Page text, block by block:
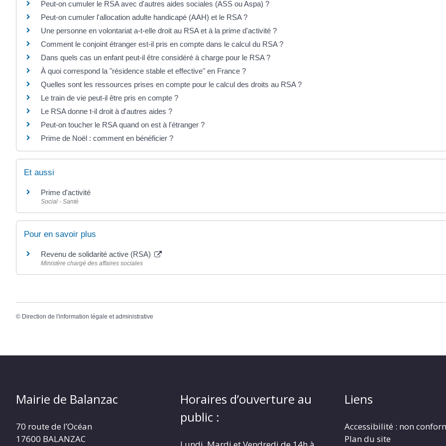
Peut-on cumuler le RSA avec d'autres aides sociales (ASS ou Aspa) ?
Peut-on cumuler l'allocation adulte handicapé (AAH) et le RSA ?
Une personne en volontariat a-t-elle droit au RSA et à la prime d'activité ?
Comment le conjoint étranger est-il pris en compte dans le calcul du RSA ?
Dans quels cas un enfant peut-il être considéré à charge pour le RSA ?
À quoi correspond la "résidence stable et effective" en France ?
Quelles sont les ressources prises en compte pour le calcul des droits au RSA ?
Le train de vie peut-il être pris en compte ?
Le RSA donne t-il droit à d'autres aides ?
Peut-on toucher le RSA quand on est à l'étranger ?
Prime de Noël : comment en bénéficier ?
Et aussi
Prime d'activité
Social - Santé
Pour en savoir plus
Revenu de solidarité active (RSA)
Ministère chargé des affaires sociales
© Direction de l'information légale et administrative
Mairie de Balanzac
70 route de l’Océan
17600 BALANZAC
Horaires d’ouverture au
public :
Liens
Accessibilité : non
Plan du site